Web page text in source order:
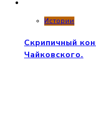
Истории
Скрипичный
Чайковского.